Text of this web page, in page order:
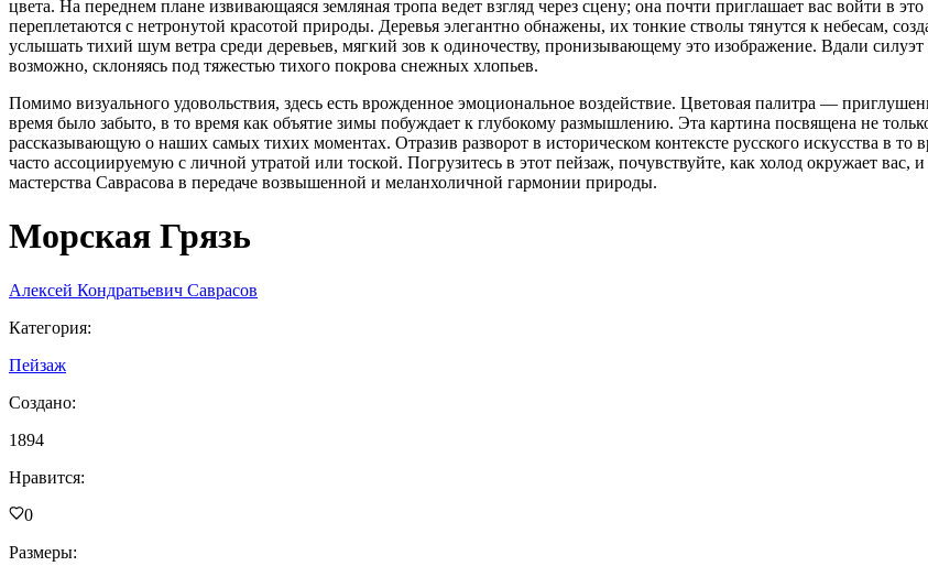
цвета. На переднем плане извивающаяся земляная тропа ведет взгляд через сцену; она почти приглашает вас войти в
переплетаются с нетронутой красотой природы. Деревья элегантно обнажены, их тонкие стволы тянутся к небесам,
услышать тихий шум ветра среди деревьев, мягкий зов к одиночеству, пронизывающему это изображение. Вдали
возможно, склоняясь под тяжестью тихого покрова снежных хлопьев.
Помимо визуального удовольствия, здесь есть врожденное эмоциональное воздействие. Цветовая палитра —
время было забыто, в то время как объятие зимы побуждает к глубокому размышлению. Эта картина посвящена не
рассказывающую о наших самых тихих моментах. Отразив разворот в историческом контексте русского искусства в то
часто ассоциируемую с личной утратой или тоской. Погрузитесь в этот пейзаж, почувствуйте, как холод окружает вас,
мастерства Саврасова в передаче возвышенной и меланхоличной гармонии природы.
Морская Грязь
Алексей Кондратьевич Саврасов
Категория:
Пейзаж
Создано:
1894
Нравится:
0
Размеры: